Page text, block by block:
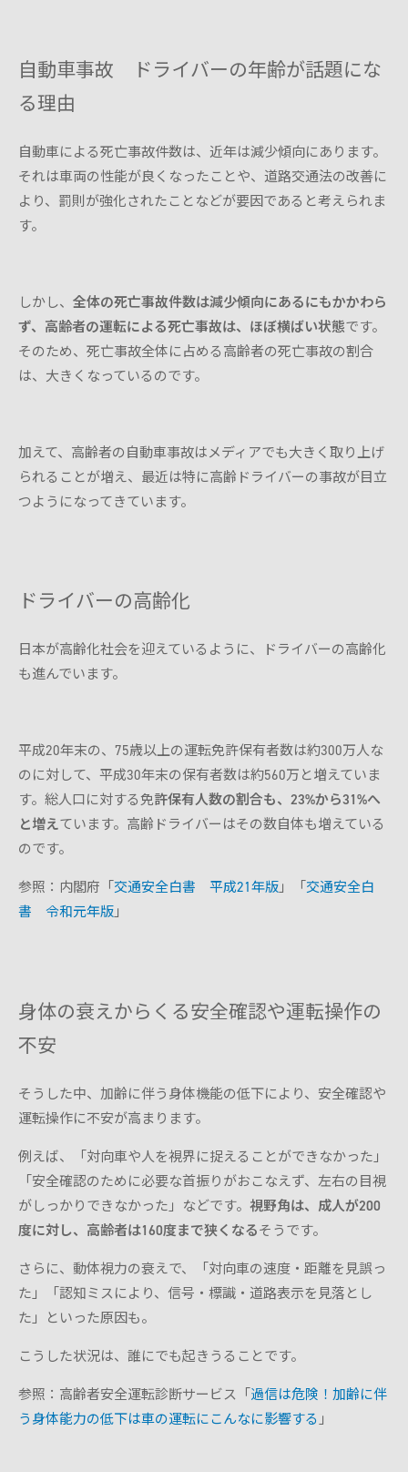
自動車事故 ドライバーの年齢が話題にな
る理由
自動車による死亡事故件数は、近年は減少傾向にあります。
それは車両の性能が良くなったことや、道路交通法の改善に
より、罰則が強化されたことなどが要因であると考えられま
す。
しかし、 全体の死亡事故件数は減少傾向にあるにもかかわら
ず、高齢者の運転による死亡事故は、ほぼ横ばい状態です。
そのため、死亡事故全体に占める高齢者の死亡事故の割合
は、大きくなっているのです。
加えて、高齢者の自動車事故はメディアでも大きく取り上げ
られることが増え、最近は特に高齢ドライバーの事故が目立
つようになってきています。
ドライバーの高齢化
日本が高齢化社会を迎えているように、ドライバーの高齢化
も進んでいます。
平成20年末の、75歳以上の運転免許保有者数は約300万人な
のに対して、平成30年末の保有者数は約560万と増えていま
す。総人口に対する免許保有人数の割合も、23%から31%へ
と増えています。高齢ドライバーはその数自体も増えている
のです。
参照：内閣府「 交通安全白書 平成21年版」「 交通安全白
書 令和元年版」
身体の衰えからくる安全確認や運転操作の
不安
そうした中、加齢に伴う身体機能の低下により、安全確認や
運転操作に不安が高まります。
例えば、「対向車や人を視界に捉えることができなかった」
「安全確認のために必要な首振りがおこなえず、左右の目視
がしっかりできなかった」などです。 視野角は、成人が200
度に対し、高齢者は160度まで狭くなるそうです。
さらに、動体視力の衰えで、「対向車の速度・距離を見誤っ
た」「認知ミスにより、信号・標識・道路表示を見落とし
た」といった原因も。
こうした状況は、誰にでも起きうることです。
参照：高齢者安全運転診断サービス「 過信は危険！加齢に伴
う身体能力の低下は車の運転にこんなに影響する」